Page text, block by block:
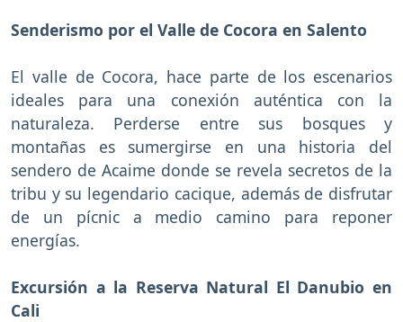
Senderismo por el Valle de Cocora en Salento
El valle de Cocora, hace parte de los escenarios
ideales para una conexión auténtica con la
naturaleza. Perderse entre sus bosques y
montañas es sumergirse en una historia del
sendero de Acaime donde se revela secretos de la
tribu y su legendario cacique, además de disfrutar
de un pícnic a medio camino para reponer
energías.
Excursión a la Reserva Natural El Danubio en
Cali